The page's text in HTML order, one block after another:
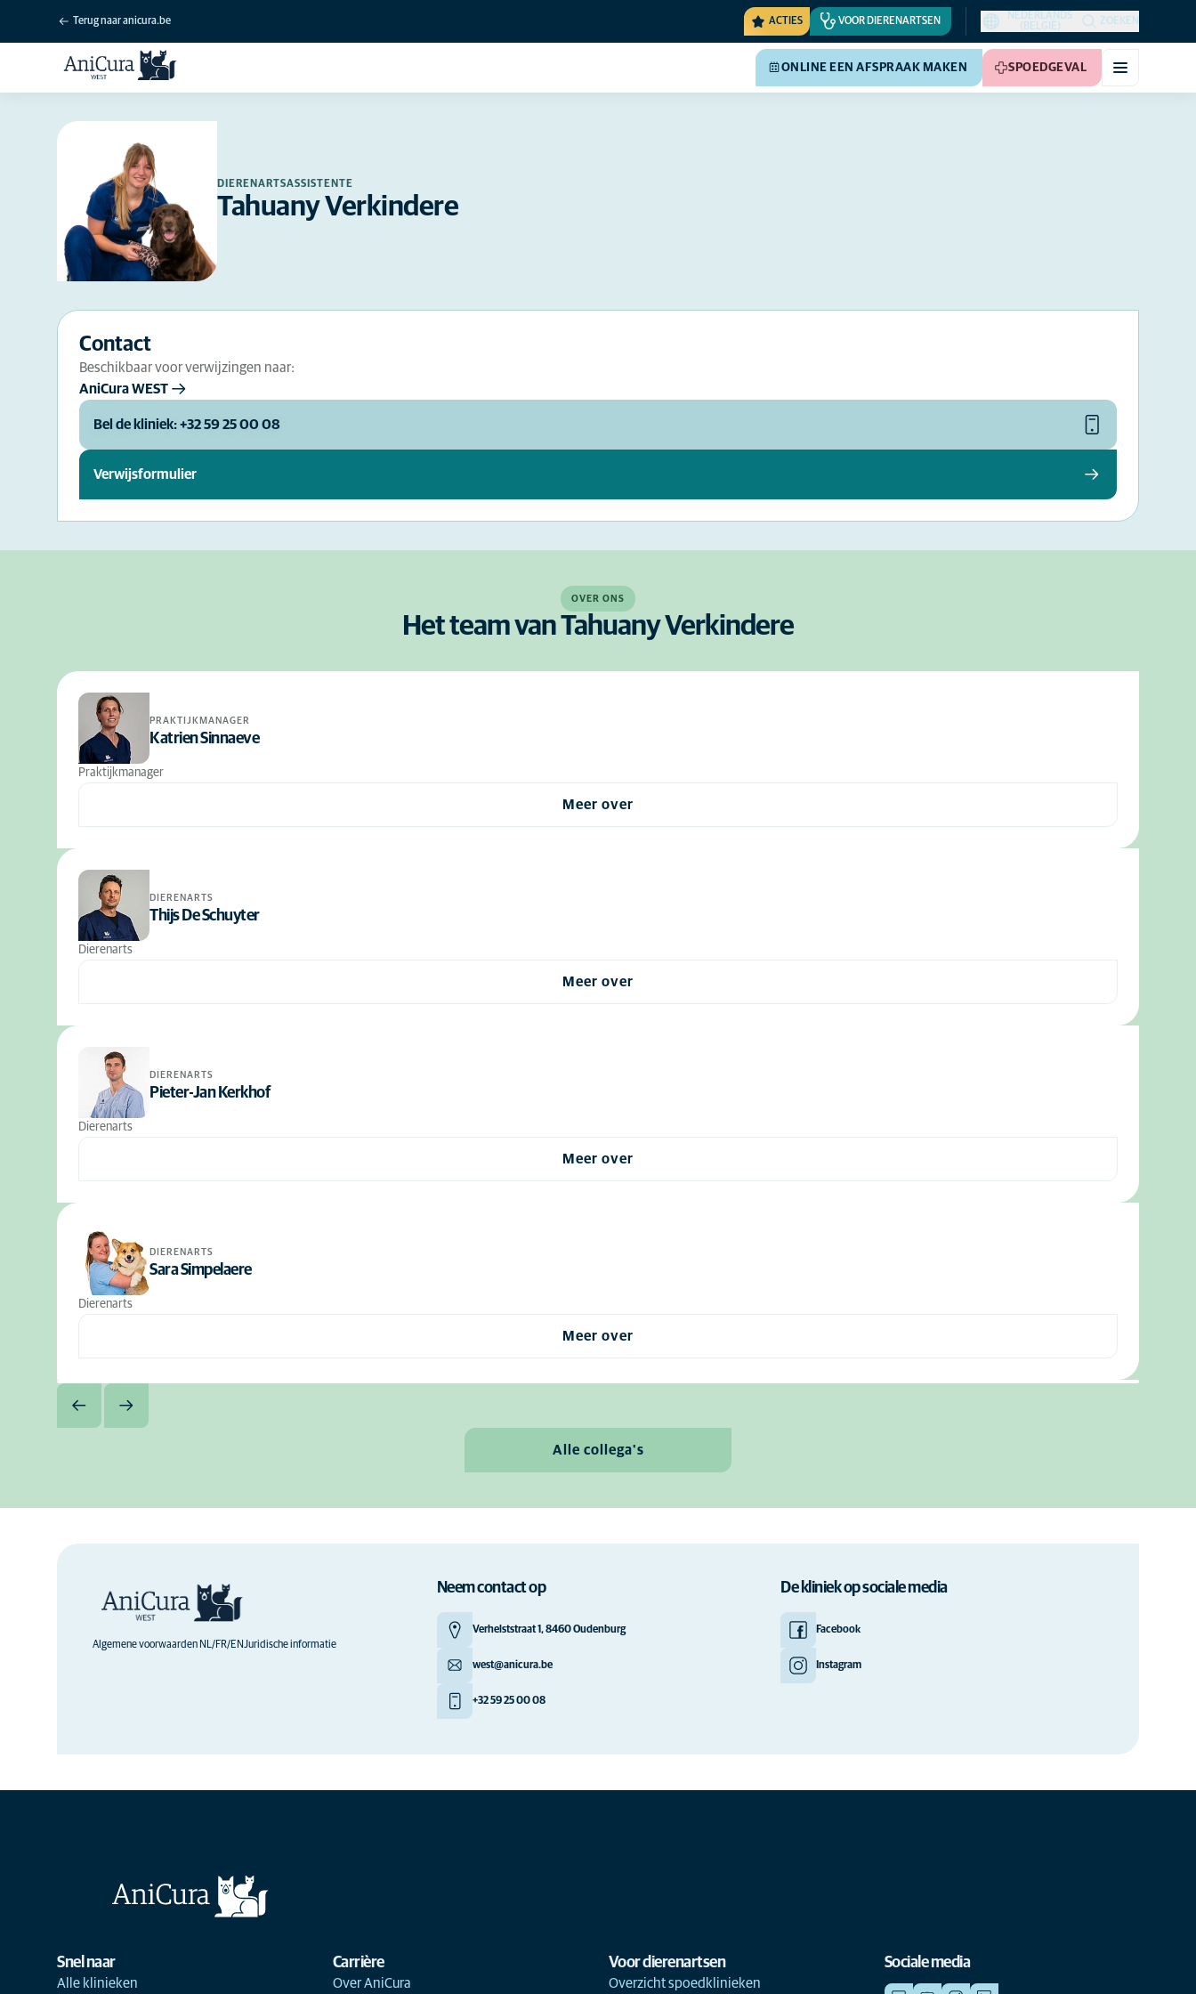
Terug naar anicura.be ACTIES VOOR DIERENARTSEN
NEDERLANDS
(BELGIË)
ZOEKEN
ONLINE EEN AFSPRAAK MAKEN SPOEDGEVAL
DIERENARTSASSISTENTE
Tahuany Verkindere
Contact
Beschikbaar voor verwijzingen naar:
AniCura WEST
Bel de kliniek: +32 59 25 00 08
Verwijsformulier
OVER ONS
Het team van Tahuany Verkindere
PRAKTIJKMANAGER
Katrien Sinnaeve
Praktijkmanager
Meer over
DIERENARTS
Thijs De Schuyter
Dierenarts
Meer over
DIERENARTS
Pieter-Jan Kerkhof
Dierenarts
Meer over
DIERENARTS
Sara Simpelaere
Dierenarts
Meer over
Alle collega's
Algemene voorwaarden NL/FR/ENJuridische informatie
Neem contact op
Verhelststraat 1, 8460 Oudenburg
west@anicura.be
+32 59 25 00 08
De kliniek op sociale media
Facebook
Instagram
Snel naar
Alle klinieken
Carrière
Over AniCura
Voor dierenartsen
Overzicht spoedklinieken
Sociale media